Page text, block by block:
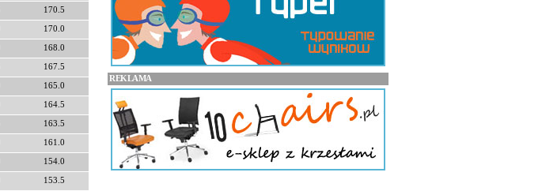
170.5
170.0
168.0
167.5
165.0
164.5
163.5
161.0
154.0
153.5
REKLAMA